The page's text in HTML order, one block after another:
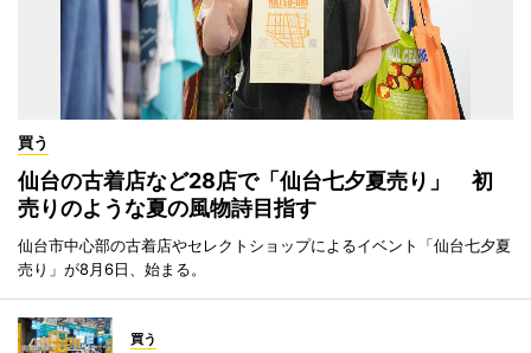
買う
仙台の古着店など28店で「仙台七夕夏売り」 初
売りのような夏の風物詩目指す
仙台市中心部の古着店やセレクトショップによるイベント「仙台七夕夏
売り」が8月6日、始まる。
買う